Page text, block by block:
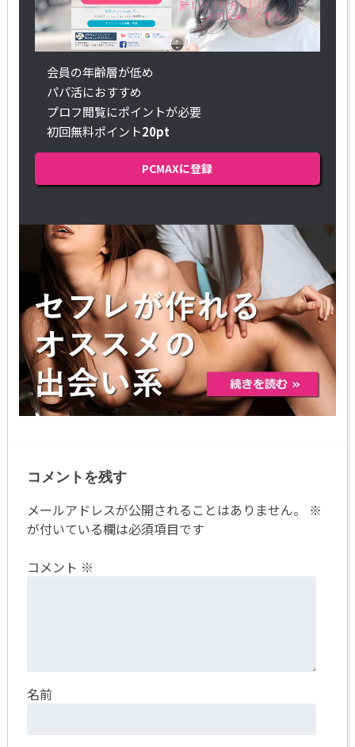
会員の年齢層が低め
パパ活におすすめ
プロフ閲覧にポイントが必要
初回無料ポイント20pt
PCMAXに登録
コメントを残す
メールアドレスが公開されることはありません。
※
が付いている欄は必須項目です
コメント ※
名前